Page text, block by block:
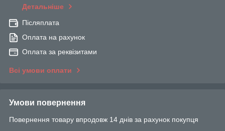
Детальніше
Післяплата
Оплата на рахунок
Оплата за реквізитами
Всі умови оплати
Умови повернення
Повернення товару впродовж 14 днів за рахунок покупця